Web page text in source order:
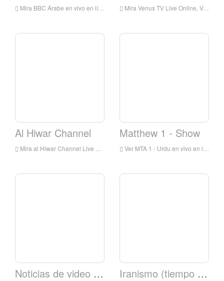
Mira BBC Árabe en vivo en línea, BBC Árabe HD Streaming en vivo, BBC Arabic Watch TV en vivo de Inglaterra Mira Venus TV Live Online, Venus TV HD Streaming en vivo, Venus TV Watch TV en vivo de Inglaterra
Al Hiwar Channel
Mira al Hiwar Channel Live Online, Al Hiwar Channel HD Streaming en vivo, Al Hiwar Channel Watch TV en vivo de Inglaterra
Matthew 1 - Show
Ver MTA 1 - Urdu en vivo en línea, MTA 1 - Urdu HD Streaming en vivo, MTA 1 - Urdu Watch Live TV de Inglaterra
Noticias de video Tamilwin Iranismo (tiempo de libertad)